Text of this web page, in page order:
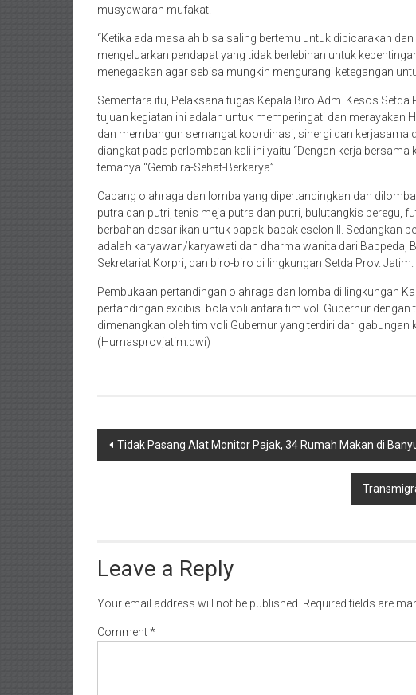
musyawarah mufakat.
“Ketika ada masalah bisa saling bertemu untuk dibicarakan
mengeluarkan pendapat yang tidak berlebihan untuk
menegaskan agar sebisa mungkin mengurangi ketegangan
Sementara itu, Pelaksana tugas Kepala Biro Adm. Kesos Setda
tujuan kegiatan ini adalah untuk memperingati dan merayakan
dan membangun semangat koordinasi, sinergi dan kerjasama
diangkat pada perlombaan kali ini yaitu “Dengan kerja
temanya “Gembira-Sehat-Berkarya”.
Cabang olahraga dan lomba yang dipertandingkan dan
putra dan putri, tenis meja putra dan putri, bulutangkis beregu,
berbahan dasar ikan untuk bapak-bapak eselon II. Sedangkan
adalah karyawan/karyawati dan dharma wanita dari Bappeda,
Sekretariat Korpri, dan biro-biro di lingkungan Setda Prov. Jatim.
Pembukaan pertandingan olahraga dan lomba di lingkungan
pertandingan excibisi bola voli antara tim voli Gubernur dengan
dimenangkan oleh tim voli Gubernur yang terdiri dari gabungan
(Humasprovjatim:dwi)
Post
Tidak Pasang Alat Monitor Pajak, 34 Rumah Makan di
Leave a Reply
Your email address will not be published. Required fields are
Comment*